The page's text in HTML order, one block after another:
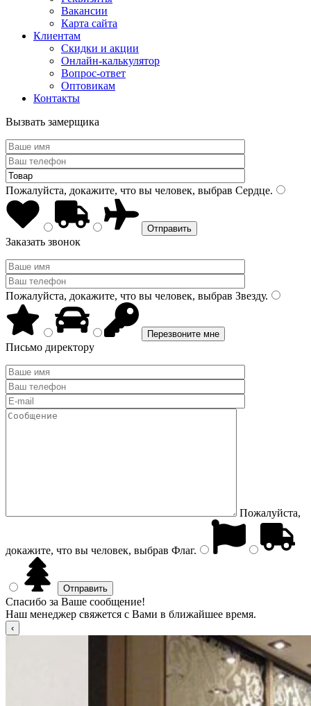
Вакансии
Карта сайта
Клиентам
Скидки и акции
Онлайн-калькулятор
Вопрос-ответ
Оптовикам
Контакты
Вызвать замерщика
Пожалуйста, докажите, что вы человек, выбрав Сердце.
Заказать звонок
Пожалуйста, докажите, что вы человек, выбрав Звезду.
Письмо директору
Пожалуйста,
докажите, что вы человек, выбрав Флаг.
Спасибо за Ваше сообщение!
Наш менеджер свяжется с Вами в ближайшее время.